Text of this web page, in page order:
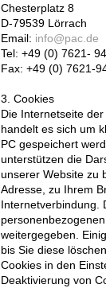
Chesterplatz 8
D-79539 Lörrach
Email: info@pac.de
Tel: +49 (0) 7621-
Fax: +49 (0) 7621-
3. Cookies
Die Internetseite
handelt es sich um
PC gespeichert
unterstützen die
unserer Website zu
Adresse, zu Ihrem
Internetverbindung.
weitergegeben.
bis Sie diese
Cookies in den
Deaktivierung von